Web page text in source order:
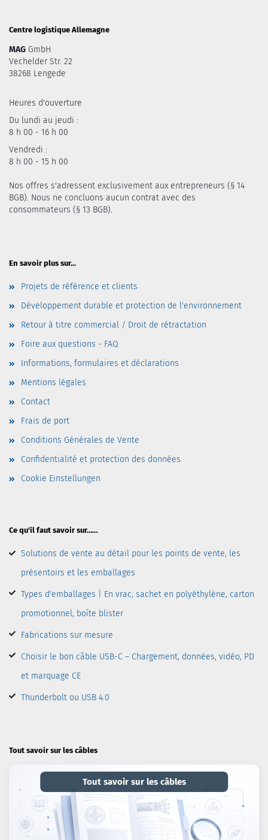
Centre logistique Allemagne
MAG GmbH
Vechelder Str. 22
38268 Lengede
Heures d'ouverture
Du lundi au jeudi :
8 h 00 - 16 h 00
Vendredi :
8 h 00 - 15 h 00
Nos offres s'adressent exclusivement aux entrepreneurs (§ 14
BGB). Nous ne concluons aucun contrat avec des
consommateurs (§ 13 BGB).
En savoir plus sur...
Projets de référence et clients
Développement durable et protection de l'environnement
Retour à titre commercial / Droit de rétractation
Foire aux questions - FAQ
Informations, formulaires et déclarations
Mentions légales
Contact
Frais de port
Conditions Générales de Vente
Confidentialité et protection des données
Cookie Einstellungen
Ce qu'il faut savoir sur……
Solutions de vente au détail pour les points de vente, les
présentoirs et les emballages
Types d'emballages | En vrac, sachet en polyéthylène, carton
promotionnel, boîte blister
Fabrications sur mesure
Choisir le bon câble USB-C – Chargement, données, vidéo, PD
et marquage CE
Thunderbolt ou USB 4.0
Tout savoir sur les câbles
Tout savoir sur les câbles